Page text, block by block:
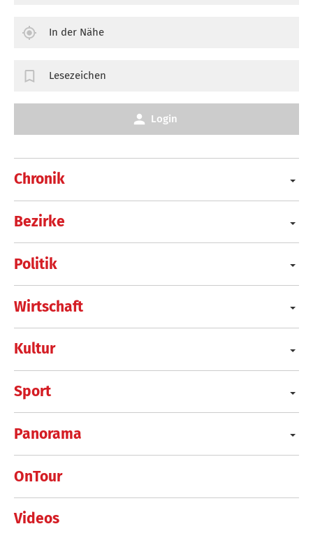
Chronik
Bezirke
Politik
Wirtschaft
Kultur
Sport
Panorama
OnTour
Videos
In der Nähe
Lesezeichen
Login